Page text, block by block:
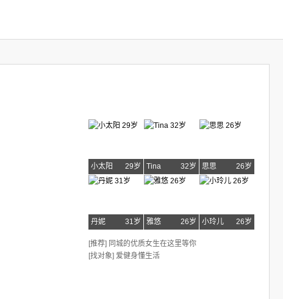
小太阳 29岁 Tina 32岁 思思 26岁
丹妮 31岁 雅悠 26岁 小玲儿 26岁
[推荐] 同城的优质女生在这里等你
[找对象] 爱健身懂生活